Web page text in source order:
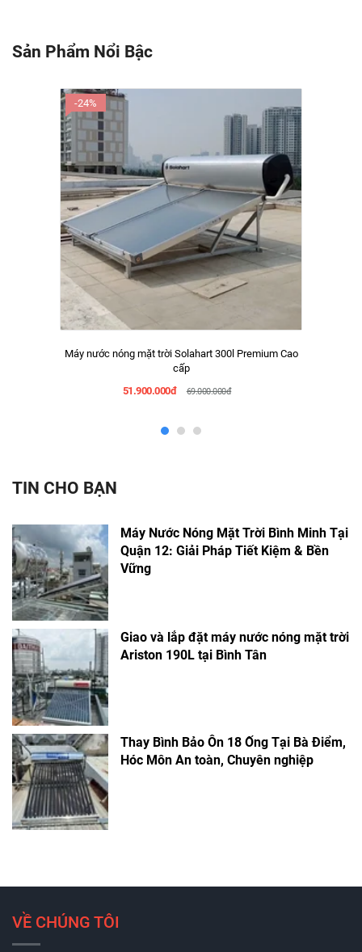
Sản Phẩm Nổi Bậc
-24%
Máy nước nóng mặt trời Solahart 300l Premium Cao
cấp
51.900.000đ
69.000.000đ
TIN CHO BẠN
Máy Nước Nóng Mặt Trời Bình Minh Tại
Quận 12: Giải Pháp Tiết Kiệm & Bền
Vững
Giao và lắp đặt máy nước nóng mặt trời
Ariston 190L tại Bình Tân
Thay Bình Bảo Ôn 18 Ống Tại Bà Điểm,
Hóc Môn An toàn, Chuyên nghiệp
VỀ CHÚNG TÔI